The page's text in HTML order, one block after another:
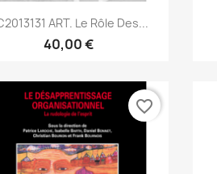
Aperçu rapide
ART. Le Rôle Des...
40,00 €
favorite_border